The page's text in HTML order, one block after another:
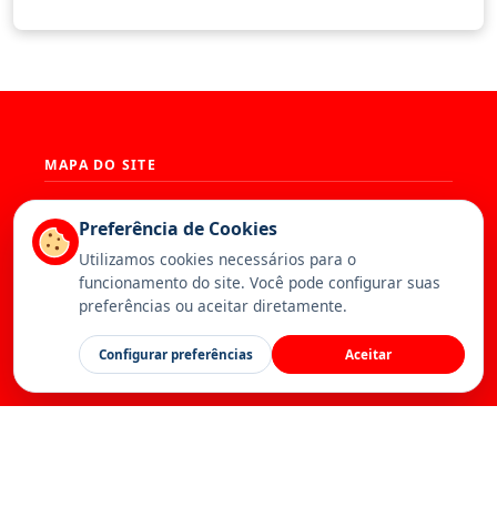
MAPA DO SITE
História
Presidência
Diretoria
Base Territorial
Estatuto
Artigos
Notícias
Publicações
Serviços
Galeria
Canal da Federação
Calendário
Contato
Inscreva-se
Preferência de Cookies
Utilizamos cookies necessários para o
funcionamento do site. Você pode configurar suas
preferências ou aceitar diretamente.
Configurar preferências Aceitar